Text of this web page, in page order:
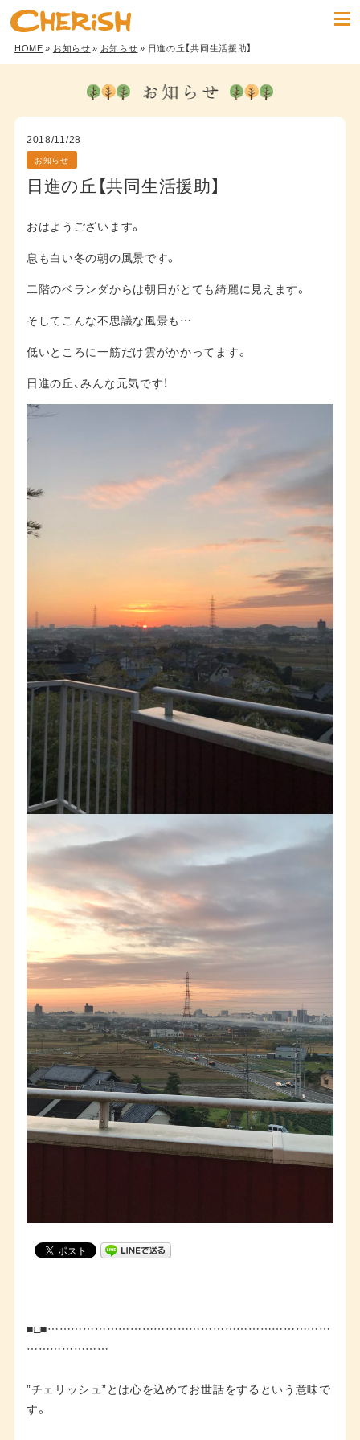
HOME» お知らせ» お知らせ» 日進の丘【共同生活援助】
2018/11/28
お知らせ
日進の丘【共同生活援助】
おはようございます。
息も白い冬の朝の風景です。
二階のベランダからは朝日がとても綺麗に見えます。
そしてこんな不思議な風景も…
低いところに一筋だけ雲がかかってます。
日進の丘、みんな元気です！
■□■………………………………………………………………
…………………
”チェリッシュ”とは心を込めてお世話をするという意味で
す。